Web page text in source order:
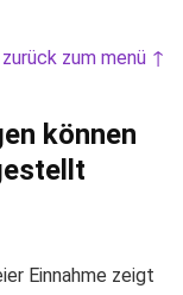
zurück zum menü ↑
können
Einnahme zeigt